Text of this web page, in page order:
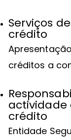
Serviços
crédito
créditos a
actividade
crédito
Entidade